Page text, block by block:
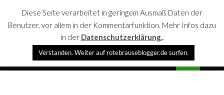
rotebrauseblogger
SPRINGE
Diese Seite verarbeitet in geringem Ausmaß Daten der
Benutzer, vor allem in der Kommentarfunktion. Mehr Infos dazu
in der Datenschutzerklärung..
Verstanden. Weiter auf rotebrauseblogger.de surfen.